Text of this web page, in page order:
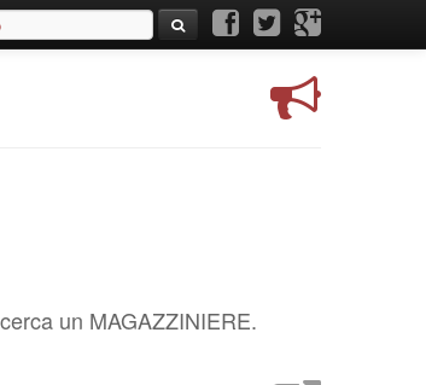
un MAGAZZINIERE.